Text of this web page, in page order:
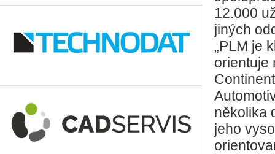
12.000
jiných
„PLM je
orientuje
několika
jeho